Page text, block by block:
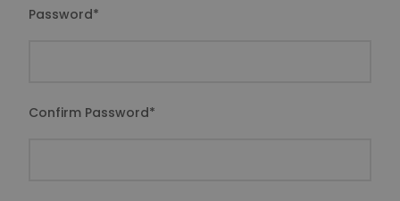
Password*
Confirm Password*